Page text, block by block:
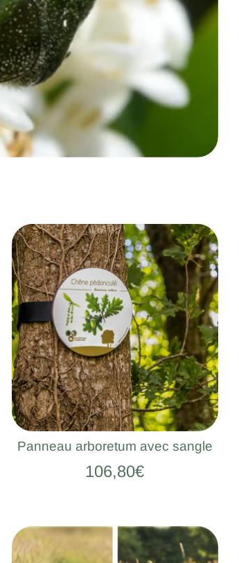
Panneau arboretum avec sangle
106,80€